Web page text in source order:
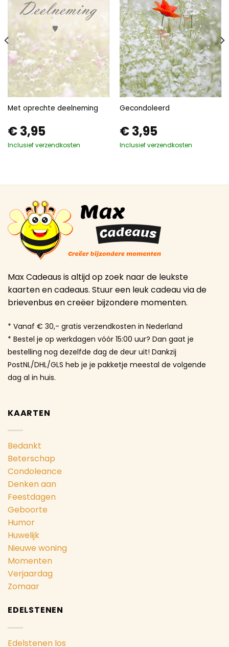
Met oprechte deelneming
€3,95
Inclusief verzendkosten
Gecondoleerd
€3,95
Inclusief verzendkosten
Max Cadeaus is altijd op zoek naar de leukste
kaarten en cadeaus. Stuur een leuk cadeau via de
brievenbus en creëer bijzondere momenten.
* Vanaf € 30,- gratis verzendkosten in Nederland
* Bestel je op werkdagen vóór 15:00 uur? Dan gaat je
bestelling nog dezelfde dag de deur uit! Dankzij
PostNL/DHL/GLS heb je je pakketje meestal de volgende
dag al in huis.
KAARTEN
Bedankt
Beterschap
Condoleance
Denken aan
Feestdagen
Geboorte
Humor
Huwelijk
Nieuwe woning
Momenten
Verjaardag
Zomaar
EDELSTENEN
Edelstenen los